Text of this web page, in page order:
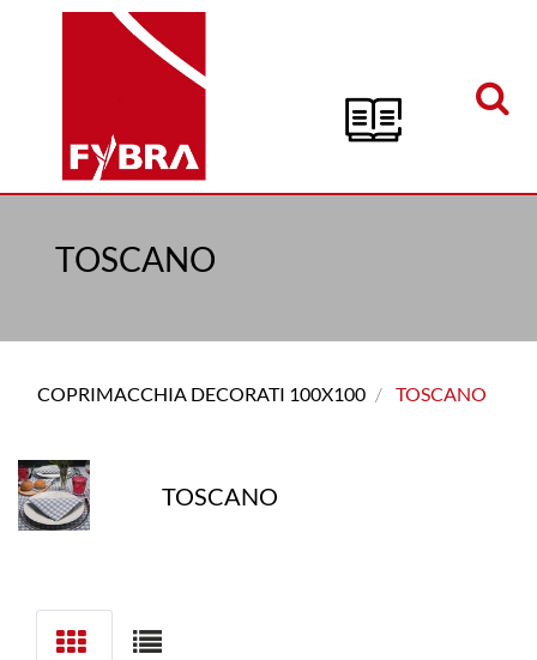
Open menu
TOSCANO
COPRIMACCHIA DECORATI 100X100 TOSCANO
TOSCANO